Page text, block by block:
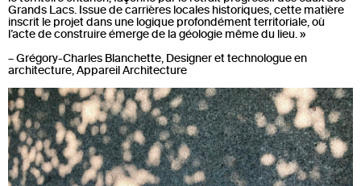
Grands Lacs. Issue de carrières locales historiques, cette matière
inscrit le projet dans une logique profondément territoriale, où
l’acte de construire émerge de la géologie même du lieu.»
– Grégory-Charles Blanchette, Designer et technologue en
architecture, Appareil Architecture